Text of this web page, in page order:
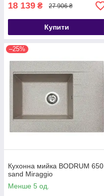
18 139 ₴ 27 906 ₴
Купити
–25%
Кухонна мийка BODRUM 650
sand Miraggio
Менше 5 од.